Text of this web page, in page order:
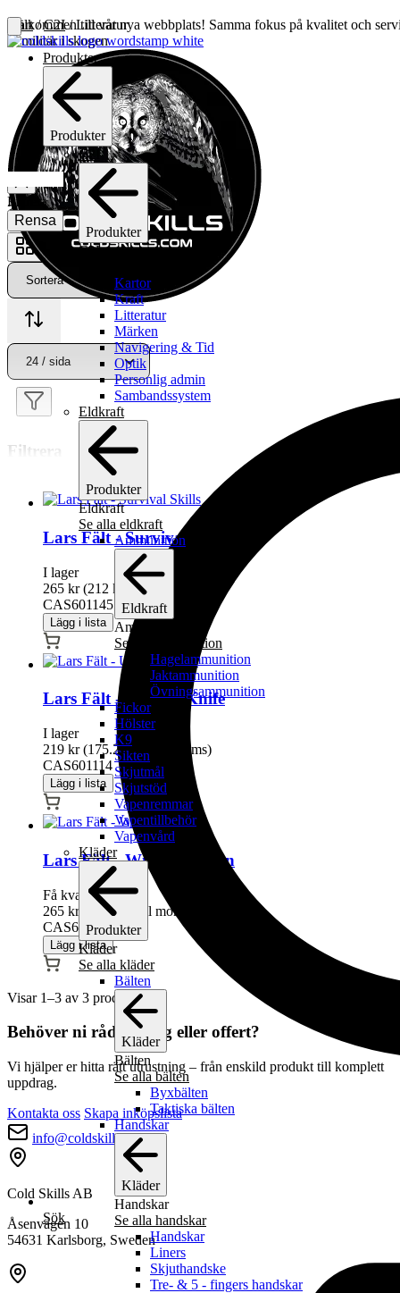
Produkter
Produkter
C2I
Produkter
C2I
Kartor
Kraft
Litteratur
Märken
Navigering & Tid
Optik
Personlig admin
Sambandssystem
Eldkraft
Produkter
Eldkraft
Se alla eldkraft
Ammunition
Eldkraft
Ammunition
Se alla ammunition
Hagelammunition
Jaktammunition
Övningsammunition
Fickor
Hölster
K9
Sikten
Skjutmål
Skjutstöd
Vapenremmar
Vapentillbehör
Vapenvård
Kläder
Produkter
Kläder
Se alla kläder
Bälten
Kläder
Bälten
Se alla bälten
Byxbälten
Taktiska bälten
Handskar
Kläder
Handskar
Se alla handskar
Handskar
Liners
Skjuthandske
Tre- & 5 - fingers handskar
Välkommen till vår nya webbplats! Samma fokus på kvalitet och
Sök
Start/C2I/ Litteratur
Filtrera
Rensa
Visa produkter
/ Litteratur
3 Produkter
Litteratur
Filtrera
Lars Fält - Survival Skills
I lager
265 kr (212 kr
exkl moms)
CAS601145
Lägg i lista
Lars Fält - Using a Knife
I lager
219 kr (175.20kr
exkl moms)
CAS601114
Lägg i lista
Lars Fält - Winter Edition
Få kvar
265 kr 212kr
exkl moms)
CAS601138
Lägg i lista
Visar 1–3 av 3 produkter
Behöver ni rådgivning eller offert?
Vi hjälper er hitta rätt utrustning – från enskild produkt till komplett
uppdrag.
Kontakta oss Skapa inköpslista
info@coldskills.com
Cold Skills AB
Åsenvägen 10
54631 Karlsborg, Sweden